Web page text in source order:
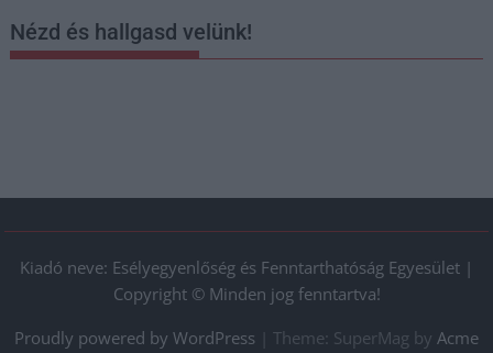
Nézd és hallgasd velünk!
Kiadó neve: Esélyegyenlőség és Fenntarthatóság Egyesület |
Copyright © Minden jog fenntartva!
Proudly powered by WordPress
Theme: SuperMag by Acme